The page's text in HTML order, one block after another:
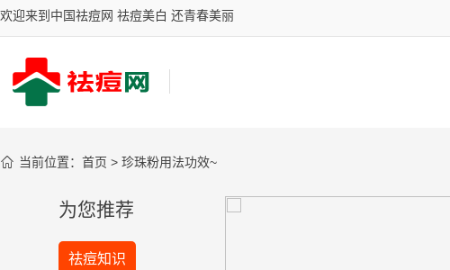
欢迎来到中国祛痘网 祛痘美白 还青春美丽
 当前位置： 首页 > 珍珠粉用法功效~
为您推荐
祛痘知识
科技祛斑成果展